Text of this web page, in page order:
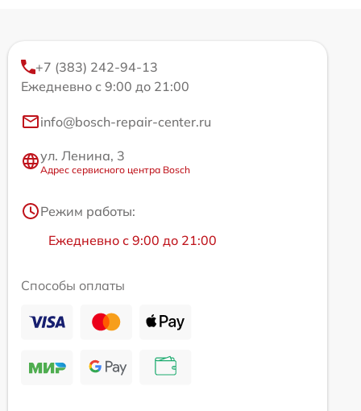
+7 (383) 242-94-13
Ежедневно с 9:00 до 21:00
info@bosch-repair-center.ru
ул. Ленина, 3
Адрес сервисного центра Bosch
Режим работы:
Ежедневно с 9:00 до 21:00
Способы оплаты